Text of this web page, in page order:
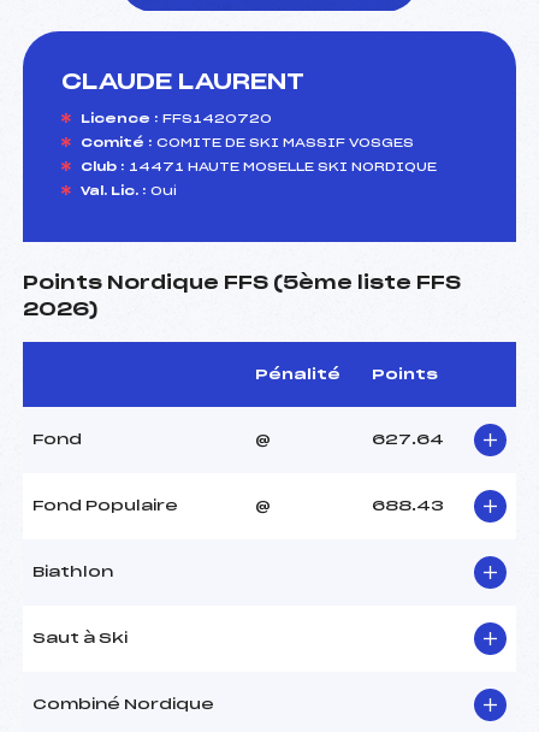
CLAUDE LAURENT
Licence : FFS1420720
Comité : COMITE DE SKI MASSIF VOSGES
Club : 14471 HAUTE MOSELLE SKI NORDIQUE
Val. Lic. : Oui
Points Nordique FFS (5ème liste FFS
2026)
Pénalité Points
Fond @ 627.64
Fond Populaire @ 688.43
Biathlon
Saut à Ski
Combiné Nordique